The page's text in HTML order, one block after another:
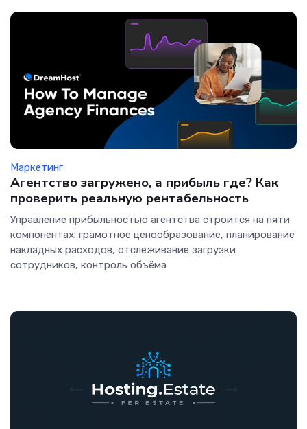
Маркетинг
Агентство загружено, а прибыль где? Как
проверить реальную рентабельность
Управление прибыльностью агентства строится на пяти
компонентах: грамотное ценообразование, планирование
накладных расходов, отслеживание загрузки
сотрудников, контроль объёма